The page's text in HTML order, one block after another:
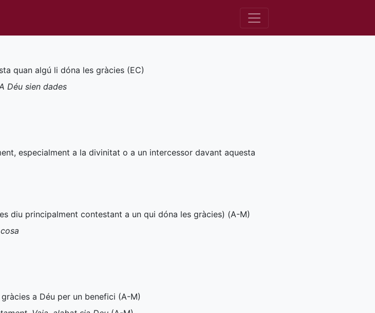
quan algú li dóna les gràcies (EC)
Déu sien dades
especialment a la divinitat o a un intercessor davant aquesta
diu principalment contestant a un qui dóna les gràcies) (A-M)
a Déu per un benefici (A-M)